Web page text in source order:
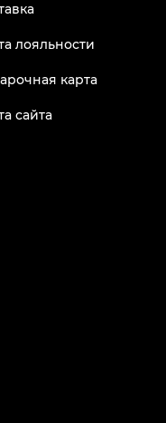
лояльности
карта
сайта